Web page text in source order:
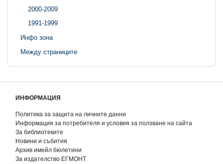
2000-2009
1991-1999
Инфо зона
Между страниците
ИНФОРМАЦИЯ
Политика за защита на личните данни
Информация за потребителя и условия за ползване на сайта
За библиотеките
Новини и събития
Архив имейл бюлетини
За издателство ЕГМОНТ